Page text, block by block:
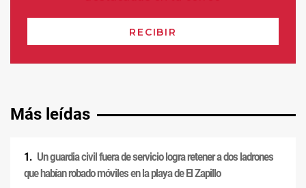
Más leídas
Un guardia civil fuera de servicio logra retener a dos ladrones
que habían robado móviles en la playa de El Zapillo